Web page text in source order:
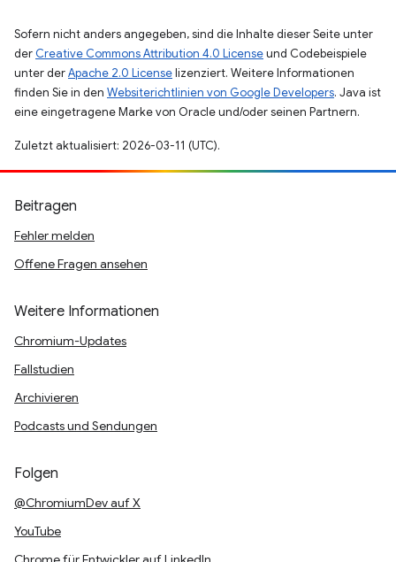
Sofern nicht anders angegeben, sind die Inhalte dieser Seite unter
der Creative Commons Attribution 4.0 Licenseund Codebeispiele
unter derApache 2.0 Licenselizenziert. Weitere Informationen
finden Sie in den Websiterichtlinien von Google Developers. Java ist
eine eingetragene Marke von Oracle und/oder seinen Partnern.
Zuletzt aktualisiert: 2026-03-11 (UTC).
Beitragen
Fehler melden
Offene Fragen ansehen
Weitere Informationen
Chromium-Updates
Fallstudien
Archivieren
Podcasts und Sendungen
Folgen
@ChromiumDev auf X
YouTube